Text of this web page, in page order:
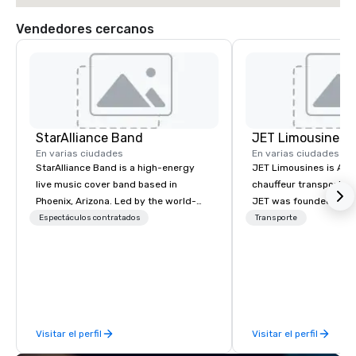
Vendedores cercanos
StarAlliance Band
En varias ciudades
StarAlliance Band is a high-energy
live music cover band based in
Phoenix, Arizona. Led by the world-
class vocalist Star Lynn Fiegener, this
jean bash or a formal black-tie affair,
StarAlliance Band adapts to the
Espectáculos contratados
Visitar el perfil
JET Limousines
En varias ciudades
JET Limousines is
chauffeur
JET was founded on
transportation
minutes from the
Airport in a beautiful
Transporte
Visitar el perfil